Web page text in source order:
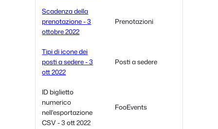
Scadenza della
prenotazione - 3
ottobre 2022
Prenotazioni
Tipi di icone dei
posti a sedere - 3
ott 2022
Posti a sedere
ID biglietto
numerico
nell'esportazione
CSV - 3 ott 2022
FooEvents